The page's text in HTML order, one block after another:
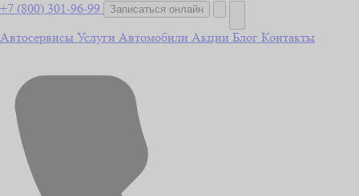
+7 (800) 301-96-99 Записаться онлайн
Автосервисы Услуги Автомобили Акции Блог Контакты